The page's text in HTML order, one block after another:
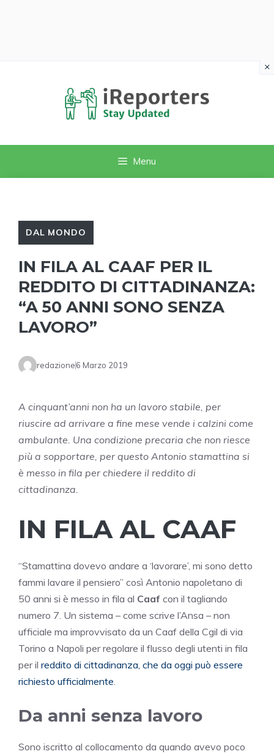
Menu
DAL MONDO
IN FILA AL CAAF PER IL
REDDITO DI CITTADINANZA:
“A 50 ANNI SONO SENZA
LAVORO”
redazione6 Marzo 2019
A cinquant’anni non ha un lavoro stabile, per
riuscire ad arrivare a fine mese vende i calzini come
ambulante. Una condizione precaria che non riesce
più a sopportare, per questo Antonio stamattina si
è messo in fila per chiedere il reddito di
cittadinanza.
IN FILA AL CAAF
“Stamattina dovevo andare a ‘lavorare’, mi sono detto
fammi lavare il pensiero” così Antonio napoletano di
50 anni si è messo in fila al Caaf con il tagliando
numero 7. Un sistema – come scrive l’Ansa – non
ufficiale ma improvvisato da un Caaf della Cgil di via
Torino a Napoli per regolare il flusso degli utenti in fila
per il reddito di cittadinanza, che da oggi può essere
richiesto ufficialmente.
Da anni senza lavoro
Sono iscritto al collocamento da quando avevo poco
×